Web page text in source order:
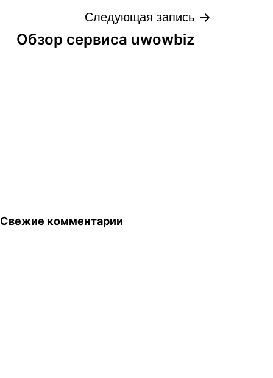
Следующая запись
Обзор сервиса uwowbiz
Свежие комментарии